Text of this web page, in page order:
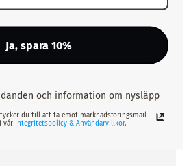
skön
köpare 26/06/26
Ja, spara 10%
och information om nysläpp
du till att ta emot marknadsföringsmail
vår Integritetspolicy & Användarvillkor.